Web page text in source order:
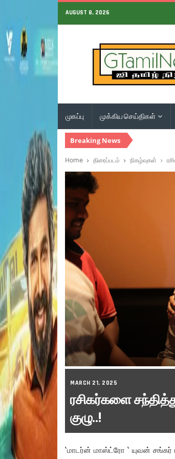
AUGUST 8, 2026
முகப்பு முக்கிய செய்திகள்
Breaking News
Home திரைப்படம் நிகழ்வுகள்
MARCH 21, 2025
ரசிகர்களை
குழு..!
‘மாடர்ன் மாஸ்ட்ரோ ‘ யுவன் சங்கர்